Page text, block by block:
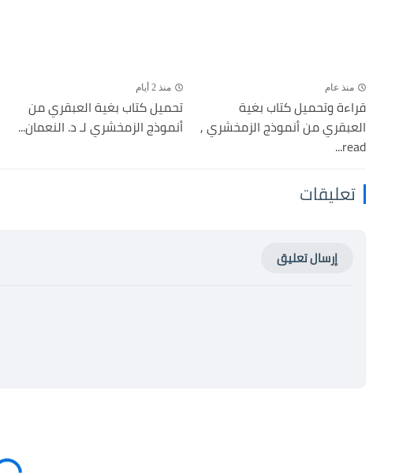
منذ عام
قراءة وتحميل كتاب بغية
العبقري من أنموذج الزمخشري ,
read...
منذ 2 أيام
تحميل كتاب بغية العبقري من
أنموذج الزمخشري لـ د. النعمان...
تعليقات
إرسال تعليق